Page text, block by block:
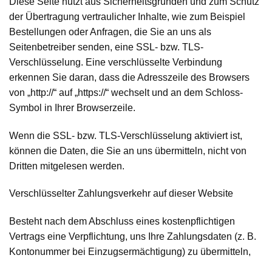
der Übertragung vertraulicher Inhalte, wie zum Beispiel
Bestellungen oder Anfragen, die Sie an uns als
Seitenbetreiber senden, eine SSL- bzw. TLS-
Verschlüsselung. Eine verschlüsselte Verbindung
erkennen Sie daran, dass die Adresszeile des Browsers
von „http://“ auf „https://“ wechselt und an dem Schloss-
Symbol in Ihrer Browserzeile.
Wenn die SSL- bzw. TLS-Verschlüsselung aktiviert ist,
können die Daten, die Sie an uns übermitteln, nicht von
Dritten mitgelesen werden.
Verschlüsselter Zahlungsverkehr auf dieser Website
Besteht nach dem Abschluss eines kostenpflichtigen
Vertrags eine Verpflichtung, uns Ihre Zahlungsdaten (z. B.
Kontonummer bei Einzugsermächtigung) zu übermitteln,